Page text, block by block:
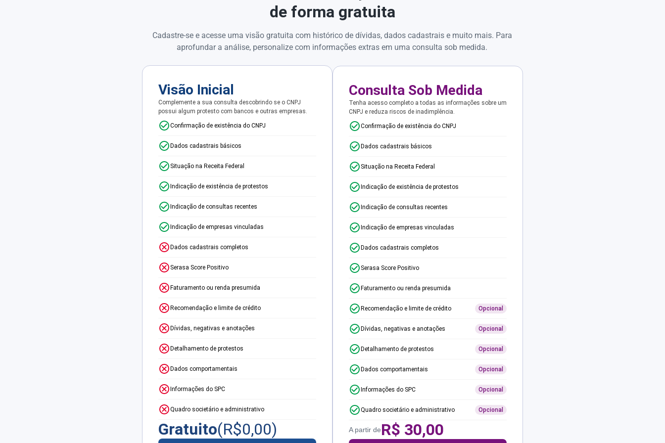
de forma gratuita
Cadastre-se e acesse uma visão gratuita com histórico de dívidas, dados cadastrais e muito mais. Para
aprofundar a análise, personalize com informações extras em uma consulta sob medida.
Visão Inicial
Complemente a sua consulta descobrindo se o CNPJ
possui algum protesto com bancos e outras empresas.
Confirmação de existência do CNPJ
Dados cadastrais básicos
Situação na Receita Federal
Indicação de existência de protestos
Indicação de consultas recentes
Indicação de empresas vinculadas
Dados cadastrais completos
Serasa Score Positivo
Faturamento ou renda presumida
Recomendação e limite de crédito
Dívidas, negativas e anotações
Detalhamento de protestos
Dados comportamentais
Informações do SPC
Quadro societário e administrativo
Gratuito(R$0,00)
Consulta Sob Medida
Tenha acesso completo a todas as informações sobre um
CNPJ e reduza riscos de inadimplência.
Confirmação de existência do CNPJ
Dados cadastrais básicos
Situação na Receita Federal
Indicação de existência de protestos
Indicação de consultas recentes
Indicação de empresas vinculadas
Dados cadastrais completos
Serasa Score Positivo
Faturamento ou renda presumida
Recomendação e limite de crédito Opcional
Dívidas, negativas e anotações Opcional
Detalhamento de protestos Opcional
Dados comportamentais Opcional
Informações do SPC Opcional
Quadro societário e administrativo Opcional
A partir deR$ 30,00